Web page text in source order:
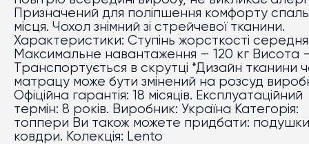
Призначений для поліпшення комфорту
місця. Чохол знімний зі стрейчевої тканини.
Характеристики: Ступінь жорсткості середня
Максимальне навантаження – 120 кг Висота
Транспортується в скрутці *Дизайн тканини
матрацу може бути змінений на розсуд
Офіційна гарантія: 18 місяців. Експлуатаційний
термін: 8 років. Виробник: Україна Категорія:
топпери Ви також можете придбати:
ковдри. Колекція: Lento